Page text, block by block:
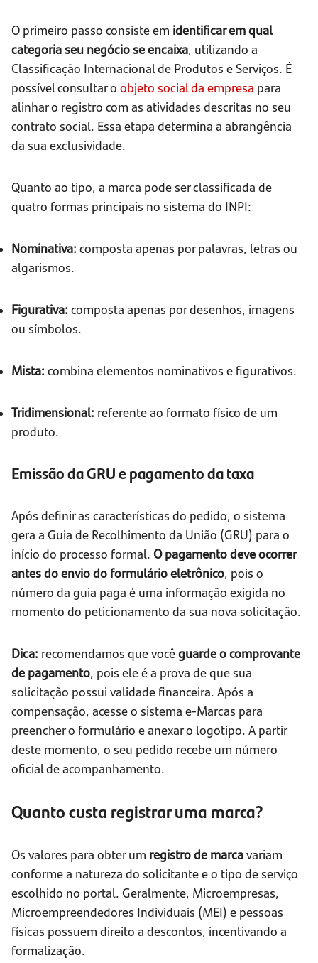
O primeiro passo consiste em identificar em qual
categoria seu negócio se encaixa, utilizando a
Classificação Internacional de Produtos e Serviços. É
possível consultar o objeto social da empresa para
alinhar o registro com as atividades descritas no seu
contrato social. Essa etapa determina a abrangência
da sua exclusividade.
Quanto ao tipo, a marca pode ser classificada de
quatro formas principais no sistema do INPI:
Nominativa: composta apenas por palavras, letras ou
algarismos.
Figurativa: composta apenas por desenhos, imagens
ou símbolos.
Mista: combina elementos nominativos e figurativos.
Tridimensional: referente ao formato físico de um
produto.
Emissão da GRU e pagamento da taxa
Após definir as características do pedido, o sistema
gera a Guia de Recolhimento da União (GRU) para o
início do processo formal. O pagamento deve ocorrer
antes do envio do formulário eletrônico, pois o
número da guia paga é uma informação exigida no
momento do peticionamento da sua nova solicitação.
Dica: recomendamos que vocêguarde o comprovante
de pagamento, pois ele é a prova de que sua
solicitação possui validade financeira. Após a
compensação, acesse o sistema e-Marcas para
preencher o formulário e anexar o logotipo. A partir
deste momento, o seu pedido recebe um número
oficial de acompanhamento.
Quanto custa registrar uma marca?
Os valores para obter um registro de marcavariam
conforme a natureza do solicitante e o tipo de serviço
escolhido no portal. Geralmente, Microempresas,
Microempreendedores Individuais (MEI) e pessoas
físicas possuem direito a descontos, incentivando a
formalização.